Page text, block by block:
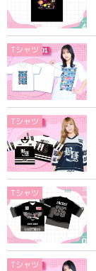
Tシャツ
Tシャツ
Tシャツ
Tシャツ